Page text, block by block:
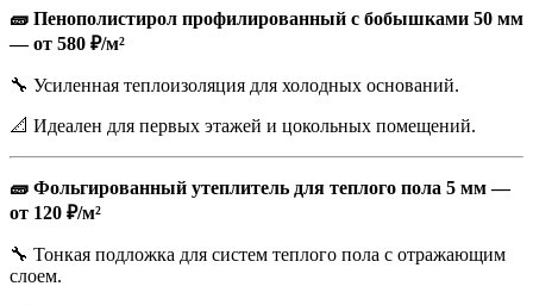
🧱 Пенополистирол профилированный с бобышками 50 мм
— от 580 ₽/м²
🔧 Усиленная теплоизоляция для холодных оснований.
📐 Идеален для первых этажей и цокольных помещений.
🧱 Фольгированный утеплитель для теплого пола 5 мм —
от 120 ₽/м²
🔧 Тонкая подложка для систем теплого пола с отражающим
слоем.